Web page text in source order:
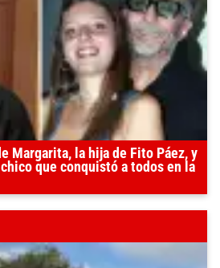
Margarita, la hija de Fito Páez, y
que conquistó a todos en la